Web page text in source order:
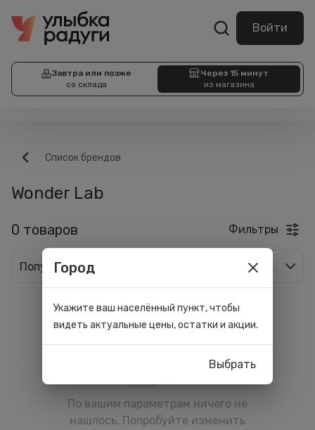
Войти
Завтра или позже
со склада
Через 15 минут
из магазина
Список брендов
Wonder Lab
0 товаров Фильтры
Популярные
По вашим параметрам ничего не
нашлось. Попробуйте изменить
Город
Укажите ваш населённый пункт, чтобы
видеть актуальные цены, остатки и акции.
Выбрать